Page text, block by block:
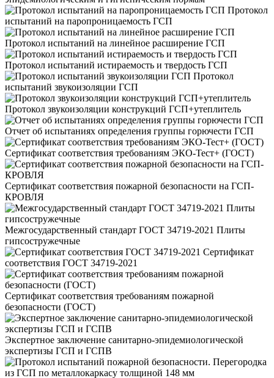
Протокол
испытаний на паропроницаемость ГСП
Протокол испытаний на линейное расширение ГСП
Протокол испытаний истираемость и твердость ГСП
Протокол
испытаний звукоизоляции ГСП
Протокол звукоизоляции конструкций ГСП+утеплитель
Отчет об испытаниях определения группы горючести ГСП
Сертификат соответствия требованиям ЭКО-Тест+ (ГОСТ)
Сертификат соответствия пожарной безопасности на ГСП-
КРОВЛЯ
Межгосударственный стандарт ГОСТ 34719-2021 Плиты
гипсостружечные
Сертификат
соответствия ГОСТ 34719-2021
Сертификат соответствия требованиям пожарной
безопасности (ГОСТ)
Экспертное заключение санитарно-эпидемиологической
экспертизы ГСП и ГСПВ